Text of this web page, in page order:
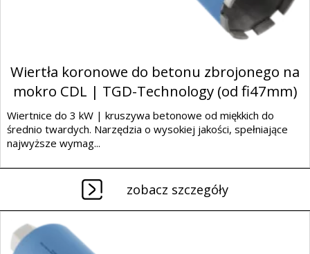
Wiertła koronowe do betonu zbrojonego na
mokro CDL | TGD-Technology (od fi47mm)
Wiertnice do 3 kW | kruszywa betonowe od miękkich do
średnio twardych. Narzędzia o wysokiej jakości, spełniające
najwyższe wymag...
zobacz szczegóły